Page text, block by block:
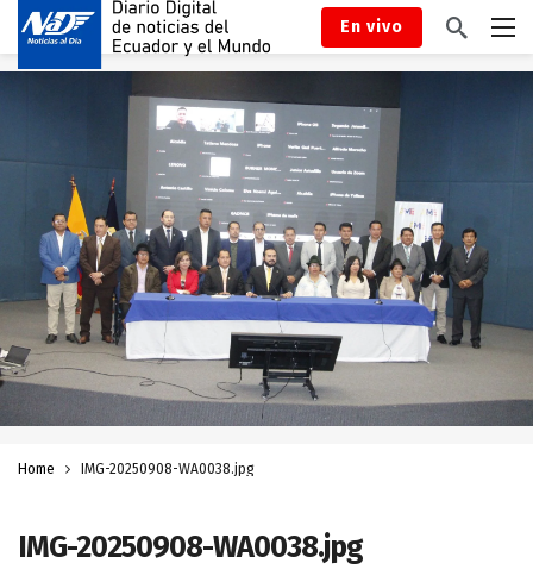
En vivo
Home IMG-20250908-WA0038.jpg
IMG-20250908-WA0038.jpg